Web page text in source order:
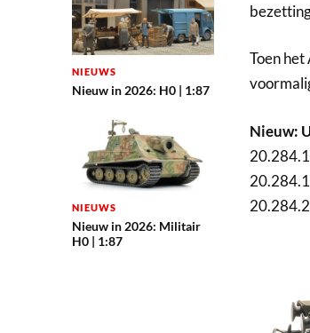
NIEUWS
Nieuw in 2026: H0 | 1:87
NIEUWS
Nieuw in 2026: Militair
H0 | 1:87
Toen
Nieuw: